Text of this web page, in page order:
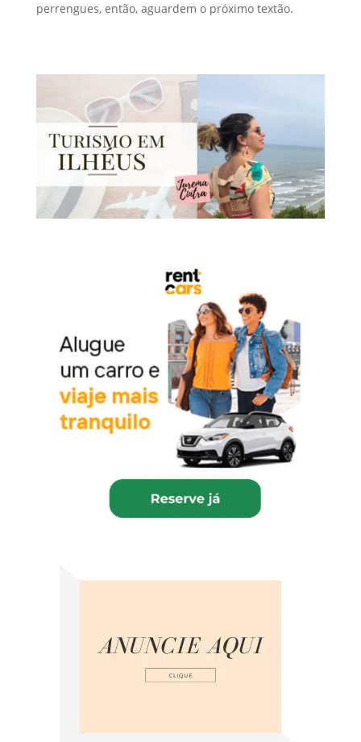
perrengues, então, aguardem o próximo textão.